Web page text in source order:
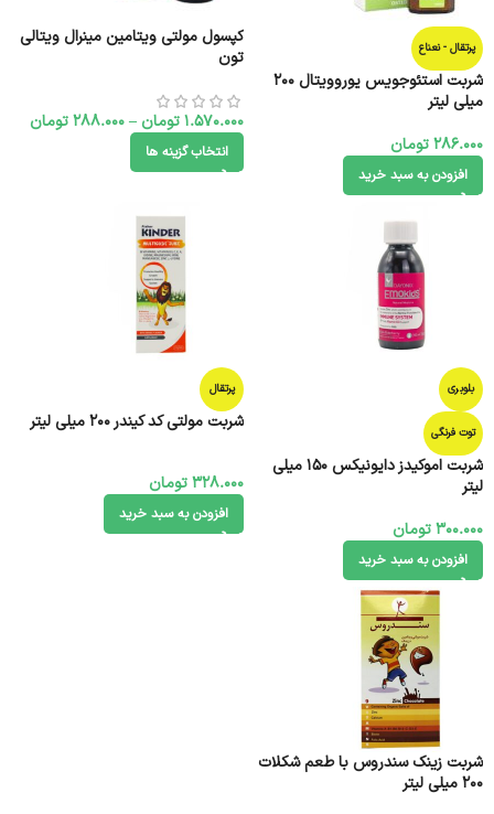
پرتقال - نعناع
شربت استئوجویس یوروویتال 200
میلی لیتر
286.000تومان
افزودن به سبد خرید
کپسول مولتی ویتامین مینرال ویتالی
تون
1.570.000تومان –
288.000تومان
انتخاب گزینه ها
بلوبری
توت فرنگی
شربت اموکیدز دایونیکس 150 میلی
لیتر
300.000تومان
افزودن به سبد خرید
پرتقال
شربت مولتی کد کیندر 200 میلی لیتر
328.000تومان
افزودن به سبد خرید
شربت زینک سندروس با طعم شکلات
200 میلی لیتر